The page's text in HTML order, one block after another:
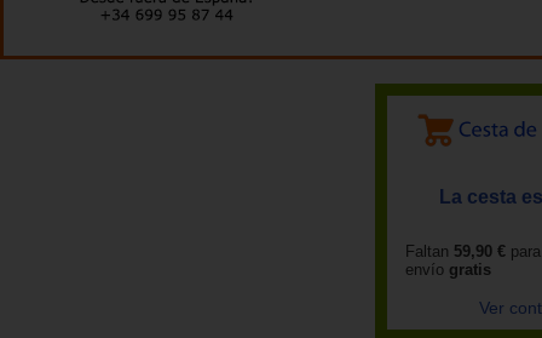
La cesta
Faltan 59,90 €
envío gratis
Ver